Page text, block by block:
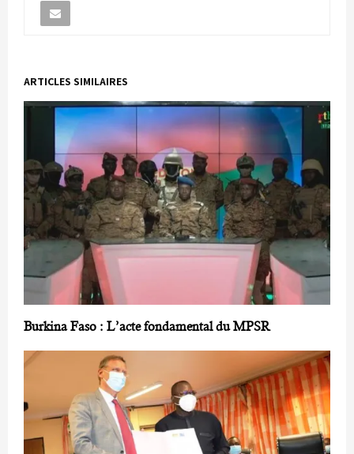
ARTICLES SIMILAIRES
Burkina Faso : L’acte fondamental du MPSR